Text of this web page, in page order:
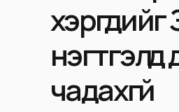
чадахгүй